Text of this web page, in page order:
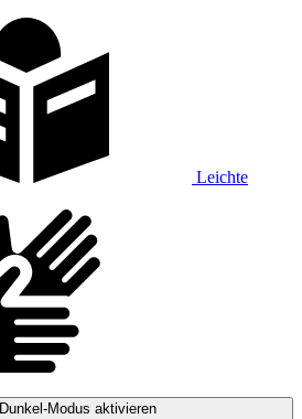
Leichte
Dunkel-Modus aktivieren